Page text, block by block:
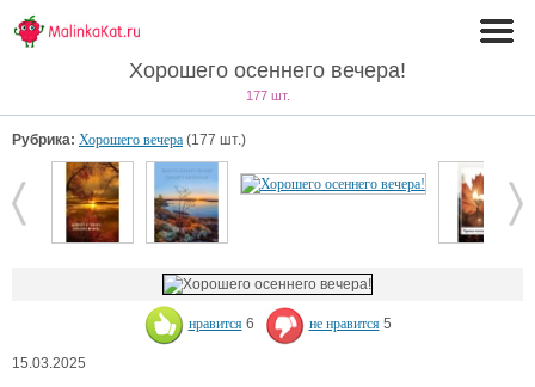
Хорошего осеннего вечера!
177 шт.
Рубрика: Хорошего вечера (177 шт.)
нравится 6 не нравится 5
15.03.2025